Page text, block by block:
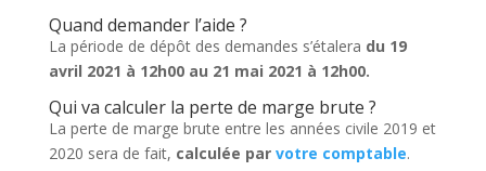
Quand demander l’aide ?
La période de dépôt des demandes s’étalera du 19
avril 2021 à 12h00 au 21 mai 2021 à 12h00.
Qui va calculer la perte de marge brute ?
La perte de marge brute entre les années civile 2019 et
2020 sera de fait, calculée parvotre comptable.